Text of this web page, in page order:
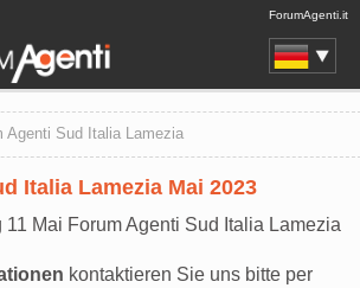
ForumAgenti.it
Agenti Sud Italia Lamezia
Italia Lamezia Mai 2023
11 Mai Forum Agenti Sud Italia Lamezia
kontaktieren Sie uns bitte per